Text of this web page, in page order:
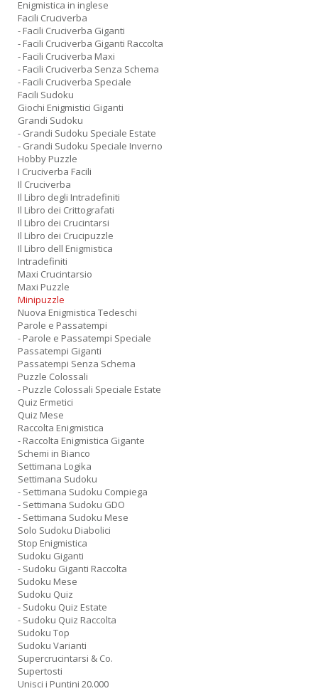
Enigmistica in inglese
Facili Cruciverba
- Facili Cruciverba Giganti
- Facili Cruciverba Giganti Raccolta
- Facili Cruciverba Maxi
- Facili Cruciverba Senza Schema
- Facili Cruciverba Speciale
Facili Sudoku
Giochi Enigmistici Giganti
Grandi Sudoku
- Grandi Sudoku Speciale Estate
- Grandi Sudoku Speciale Inverno
Hobby Puzzle
I Cruciverba Facili
Il Cruciverba
Il Libro degli Intradefiniti
Il Libro dei Crittografati
Il Libro dei Crucintarsi
Il Libro dei Crucipuzzle
Il Libro dell Enigmistica
Intradefiniti
Maxi Crucintarsio
Maxi Puzzle
Minipuzzle
Nuova Enigmistica Tedeschi
Parole e Passatempi
- Parole e Passatempi Speciale
Passatempi Giganti
Passatempi Senza Schema
Puzzle Colossali
- Puzzle Colossali Speciale Estate
Quiz Ermetici
Quiz Mese
Raccolta Enigmistica
- Raccolta Enigmistica Gigante
Schemi in Bianco
Settimana Logika
Settimana Sudoku
- Settimana Sudoku Compiega
- Settimana Sudoku GDO
- Settimana Sudoku Mese
Solo Sudoku Diabolici
Stop Enigmistica
Sudoku Giganti
- Sudoku Giganti Raccolta
Sudoku Mese
Sudoku Quiz
- Sudoku Quiz Estate
- Sudoku Quiz Raccolta
Sudoku Top
Sudoku Varianti
Supercrucintarsi & Co.
Supertosti
Unisci i Puntini 20.000